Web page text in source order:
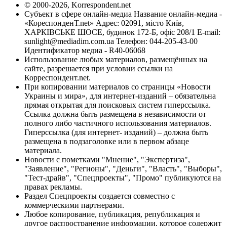
© 2000-2026, Korrespondent.net
Субъект в сфере онлайн-медиа Название онлайн-медиа -
«КореспонденТ.net» Адрес: 02091, місто Київ,
ХАРКІВСЬКЕ ШОСЕ, будинок 172-Б, офіс 208/1 E-mail:
sunlight@mediadim.com.ua Телефон: 044-205-43-00
Идентификатор медиа - R40-06068
Использование любых материалов, размещённых на
сайте, разрешается при условии ссылки на
Корреспондент.net.
При копировании материалов со страницы «Новости
Украины и мира», для интернет-изданий – обязательна
прямая открытая для поисковых систем гиперссылка.
Ссылка должна быть размещена в независимости от
полного либо частичного использования материалов.
Гиперссылка (для интернет- изданий) – должна быть
размещена в подзаголовке или в первом абзаце
материала.
Новости с пометками "Мнение", "Экспертиза",
"Заявление", "Регионы", "Деньги", "Власть", "Выборы",
"Тест-драйв", "Спецпроекты", "Промо" публикуются на
правах рекламы.
Раздел Спецпроекты создается совместно с
коммерческими партнерами.
Любое копирование, публикация, републикация и
другое распространение информации, которое содержит